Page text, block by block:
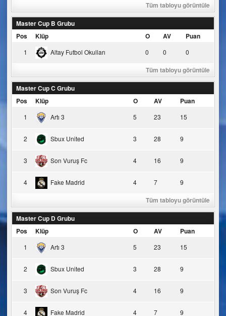
Tüm tabloyu görüntüle
Master Cup B Grubu
Pos
Klüp O AV Puan
1 Altay Futbol Okulları 0 0 0
Tüm tabloyu görüntüle
Master Cup C Grubu
Pos
Klüp O AV Puan
1 Artı 3 5 23 15
2 Sbux United 3 28 9
3 Son Vuruş Fc 4 16 9
4 Fake Madrid 4 7 9
Tüm tabloyu görüntüle
Master Cup D Grubu
Pos
Klüp O AV Puan
1 Artı 3 5 23 15
2 Sbux United 3 28 9
3 Son Vuruş Fc 4 16 9
4 Fake Madrid 4 7 9